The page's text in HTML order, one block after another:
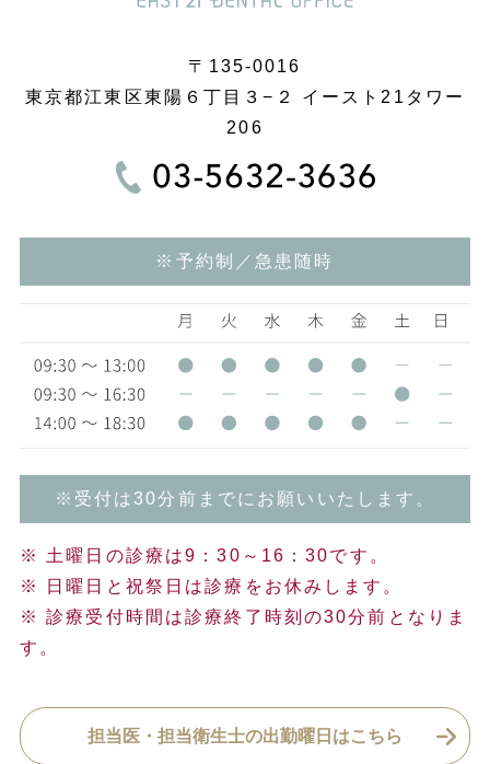
〒135-0016
東京都江東区東陽６丁目３−２ イースト21タワー
206
※予約制／急患随時
※受付は30分前までにお願いいたします。
※ 土曜日の診療は9：30～16：30です。
※ 日曜日と祝祭日は診療をお休みします。
※ 診療受付時間は診療終了時刻の30分前となりま
す。
担当医・担当衛生士の出勤曜日はこちら